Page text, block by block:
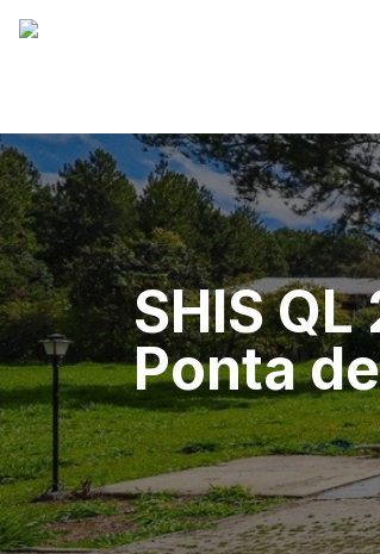
SHIS
Ponta